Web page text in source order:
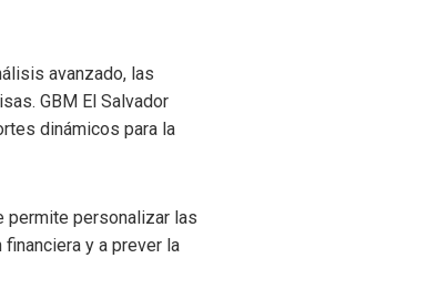
avanzado, las
GBM El Salvador
dinámicos para la
permite personalizar las
y a prever la